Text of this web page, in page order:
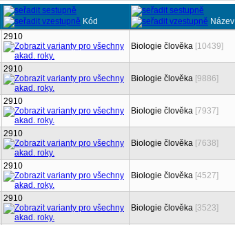
Kód Název
2910
Biologie člověka [10439]
2910
Biologie člověka [9886]
2910
Biologie člověka [7937]
2910
Biologie člověka [7638]
2910
Biologie člověka [4527]
2910
Biologie člověka [3523]